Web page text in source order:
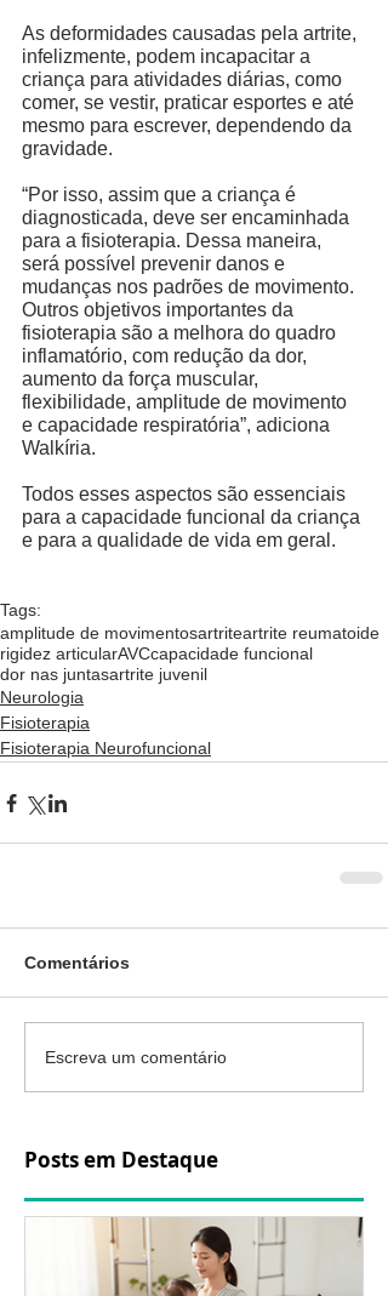
As deformidades causadas pela artrite,
infelizmente, podem incapacitar a
criança para atividades diárias, como
comer, se vestir, praticar esportes e até
mesmo para escrever, dependendo da
gravidade.
“Por isso, assim que a criança é
diagnosticada, deve ser encaminhada
para a fisioterapia. Dessa maneira,
será possível prevenir danos e
mudanças nos padrões de movimento.
Outros objetivos importantes da
fisioterapia são a melhora do quadro
inflamatório, com redução da dor,
aumento da força muscular,
flexibilidade, amplitude de movimento
e capacidade respiratória”, adiciona
Walkíria.
Todos esses aspectos são essenciais
para a capacidade funcional da criança
e para a qualidade de vida em geral.
Tags:
amplitude de movimentosartriteartrite reumatoide
rigidez articularAVCcapacidade funcional
dor nas juntasartrite juvenil
Neurologia
Fisioterapia
Fisioterapia Neurofuncional
Comentários
Escreva um comentário
Posts em Destaque